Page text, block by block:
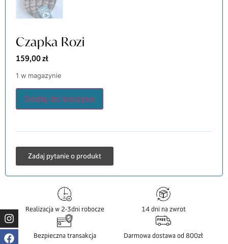
Czapka Rozi
159,00zł
1 w magazynie
Dodaj do koszyka
Zadaj pytanie o produkt
Realizacja w 2-3dni robocze 14 dni na zwrot
Bezpieczna transakcja Darmowa dostawa od 800zł